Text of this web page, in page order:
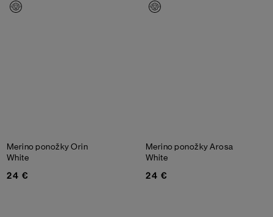
Merino ponožky Orin
White
24 €
Merino ponožky Arosa
White
24 €